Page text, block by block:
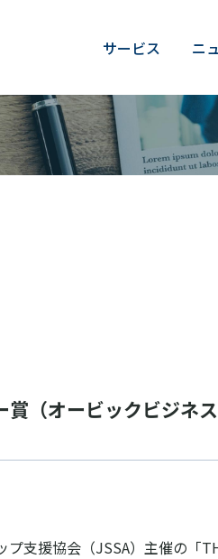
サービス ニ
オービックビジネ
支援協会（JSSA）主催の